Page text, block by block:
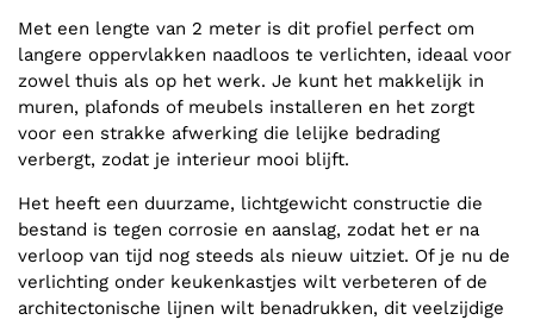
Met een lengte van 2 meter is dit profiel perfect om
langere oppervlakken naadloos te verlichten, ideaal voor
zowel thuis als op het werk. Je kunt het makkelijk in
muren, plafonds of meubels installeren en het zorgt
voor een strakke afwerking die lelijke bedrading
verbergt, zodat je interieur mooi blijft.
Het heeft een duurzame, lichtgewicht constructie die
bestand is tegen corrosie en aanslag, zodat het er na
verloop van tijd nog steeds als nieuw uitziet. Of je nu de
verlichting onder keukenkastjes wilt verbeteren of de
architectonische lijnen wilt benadrukken, dit veelzijdige